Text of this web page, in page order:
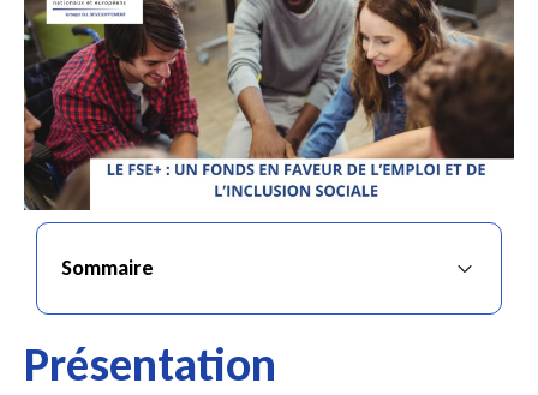
Sommaire
Présentation